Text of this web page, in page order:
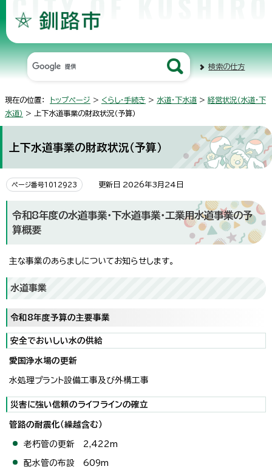
検索の仕方
現在の位置： トップページ > くらし・手続き > 水道・下水道 > 経営状況（水道・下
水道） > 上下水道事業の財政状況（予算）
上下水道事業の財政状況（予算）
ページ番号1012923 更新日 2026年3月24日
令和8年度の水道事業・下水道事業・工業用水道事業の予
算概要
主な事業のあらましについてお知らせします。
水道事業
令和8年度予算の主要事業
安全でおいしい水の供給
愛国浄水場の更新
水処理プラント設備工事及び外構工事
災害に強い信頼のライフラインの確立
管路の耐震化（繰越含む）
老朽管の更新 2,422m
配水管の布設 609m